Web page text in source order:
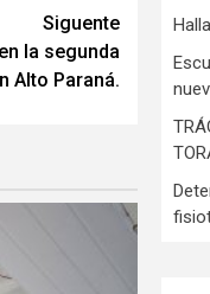
Siguente
la segunda
Alto Paraná.